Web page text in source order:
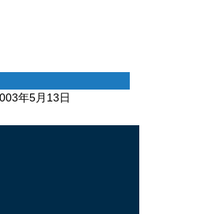
年5月13日